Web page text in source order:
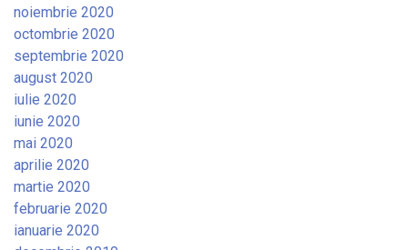
noiembrie 2020
octombrie 2020
septembrie 2020
august 2020
iulie 2020
iunie 2020
mai 2020
aprilie 2020
martie 2020
februarie 2020
ianuarie 2020